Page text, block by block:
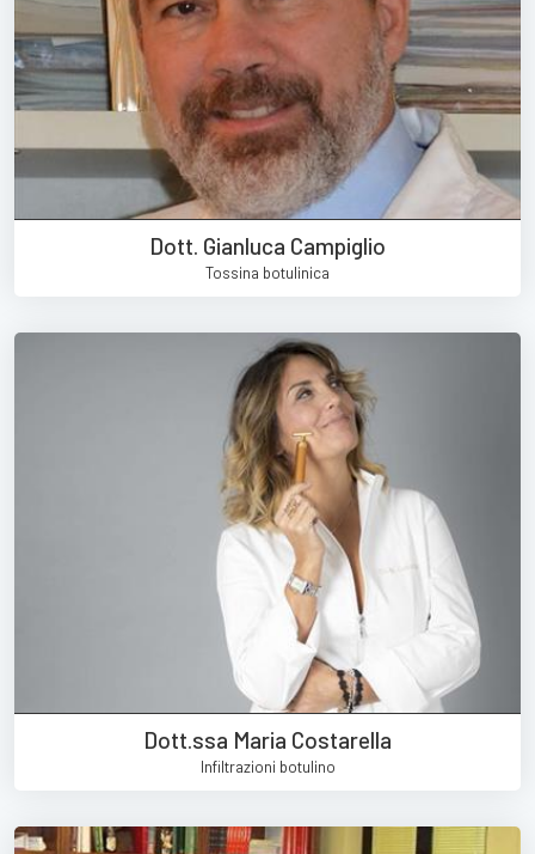
Dott. Gianluca Campiglio
Tossina botulinica
Dott.ssa Maria Costarella
Infiltrazioni botulino